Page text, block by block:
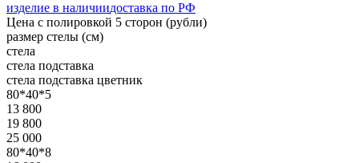
изделие в наличиидоставка по РФ
Цена с полировкой 5 сторон (рубли)
размер стелы (см)
стела
стела подставка
стела подставка цветник
80*40*5
13 800
19 800
25 000
80*40*8